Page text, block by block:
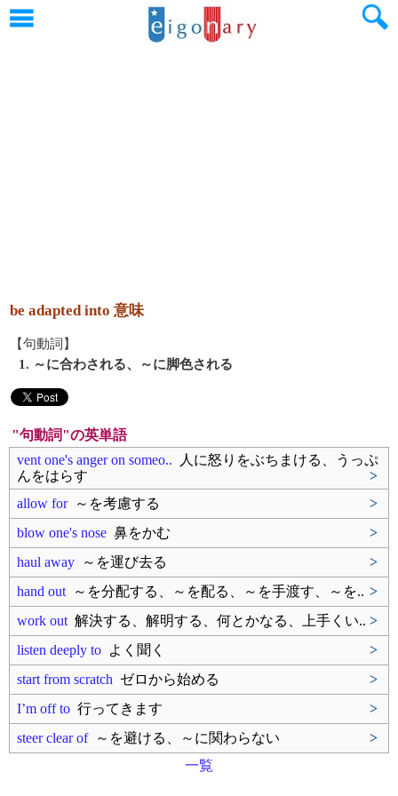
be adapted into 意味
【句動詞】
1. ～に合わされる、～に脚色される
"句動詞"の英単語
vent one's anger on someo.. 人に怒りをぶちまける、うっぷ
んをはらす
>
allow for～を考慮する
>
blow one's nose 鼻をかむ
>
haul away ～を運び去る
>
hand out ～を分配する、～を配る、～を手渡す、～を.. >
work out 解決する、解明する、何とかなる、上手くい.. >
listen deeply to よく聞く
>
start from scratch ゼロから始める
>
I’m off to 行ってきます
>
steer clear of～を避ける、～に関わらない
>
一覧